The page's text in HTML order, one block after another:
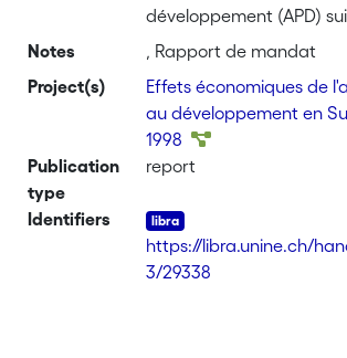
développement (APD)
Elle examine les apports
brut et sur l’emploi en
l’année 1998.
Notes
, Rapport de mandat
Project(s)
Effets économiques de
au développement en
1998
Publication
type
report
Identifiers
https://libra.unine.ch/
3/29338